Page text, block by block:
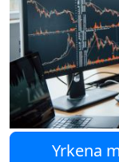
Yrkena